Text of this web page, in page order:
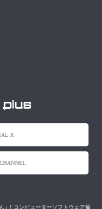
X
』[ コンピューターソフトウェア倫